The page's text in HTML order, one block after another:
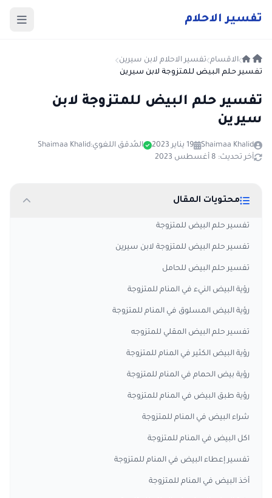
تفسير الاحلام
الاقسام تفسير الاحلام لابن سيرين
تفسير حلم البيض للمتزوجة لابن سيرين
تفسير حلم البيض للمتزوجة لابن
سيرين
Shaimaa Khalid 19 يناير 2023 المُدقق اللغوي:Shaimaa Khalid
آخر تحديث: 8 أغسطس 2023
محتويات المقال
تفسير حلم البيض للمتزوجة
تفسير حلم البيض للمتزوجة لابن سيرين
تفسير حلم البيض للحامل
رؤية البيض النيء في المنام للمتزوجة
رؤية البيض المسلوق في المنام للمتزوجة
تفسير حلم البيض المقلي للمتزوجه
رؤية البيض الكثير في المنام للمتزوجة
رؤية بيض الحمام في المنام للمتزوجة
رؤية طبق البيض في المنام للمتزوجة
شراء البيض في المنام للمتزوجة
اكل البيض في المنام للمتزوجة
تفسير إعطاء البيض في المنام للمتزوجة
أخذ البيض في المنام للمتزوجة